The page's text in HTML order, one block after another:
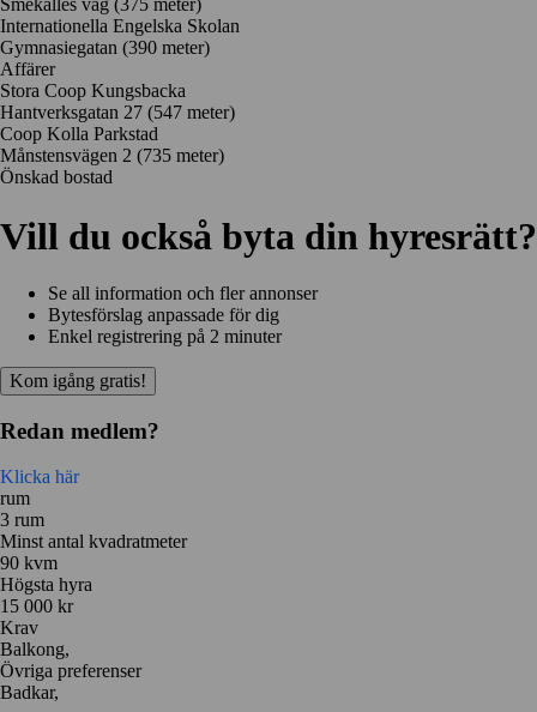
Smekalles väg (375 meter)
Internationella Engelska Skolan
Gymnasiegatan (390 meter)
Affärer
Stora Coop Kungsbacka
Hantverksgatan 27 (547 meter)
Coop Kolla Parkstad
Månstensvägen 2 (735 meter)
Önskad bostad
Vill du också byta din hyresrätt?
Se all information och fler annonser
Bytesförslag anpassade för dig
Enkel registrering på 2 minuter
Kom igång gratis!
Redan medlem?
Klicka här
rum
3 rum
Minst antal kvadratmeter
90 kvm
Högsta hyra
15 000 kr
Krav
Balkong,
Övriga preferenser
Badkar,